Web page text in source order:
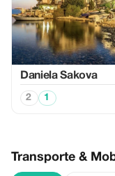
Daniela Sakova
2 1
Transporte &